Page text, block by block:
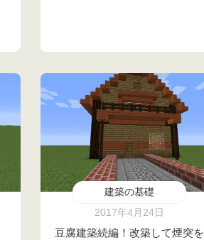
建築の基礎
2017年4月24日
豆腐建築続編！改築して煙突を